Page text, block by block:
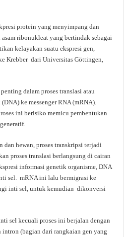
protein yang menyimpang dan
ribonukleat yang bertindak sebagai
kelayakan suatu ekspresi gen,
Krebber dari Universitas Göttingen,
dalam proses translasi atau
ke messenger RNA (mRNA).
ini berisiko memicu pembentukan
dan hewan, proses transkripsi terjadi
proses translasi berlangsung di cairan
informasi genetik organisme, DNA
sel. mRNA ini lalu bermigrasi ke
inti sel, untuk kemudian dikonversi
sel kecuali proses ini berjalan dengan
(bagian dari rangkaian gen yang